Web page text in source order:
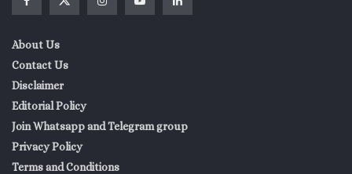
About Us
Contact Us
Disclaimer
Editorial Policy
Join Whatsapp and Telegram group
Privacy Policy
Terms and Conditions